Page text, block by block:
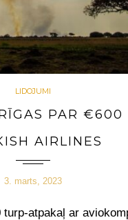
LIDOJUMI
PAR €600
AIRLINES
3. marts, 2023
atpakaļ ar